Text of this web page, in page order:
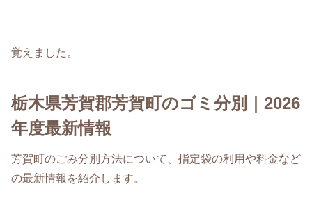
覚えました。
栃木県芳賀郡芳賀町のゴミ分別｜2026
年度最新情報
芳賀町のごみ分別方法について、指定袋の利用や料金など
の最新情報を紹介します。